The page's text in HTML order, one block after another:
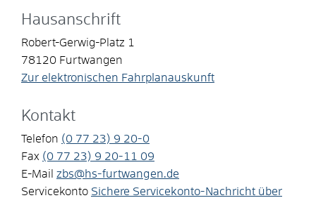
Hausanschrift
Robert-Gerwig-Platz 1
78120 Furtwangen
Zur elektronischen Fahrplanauskunft
Kontakt
Telefon (0 77 23) 9 20-0
Fax (0 77 23) 9 20-11
09
E-Mail zbs@hs-furtwangen.de
Servicekonto Sichere Servicekonto-Nachricht über